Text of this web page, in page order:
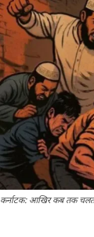
कर्नाटक: आखिर कब तक